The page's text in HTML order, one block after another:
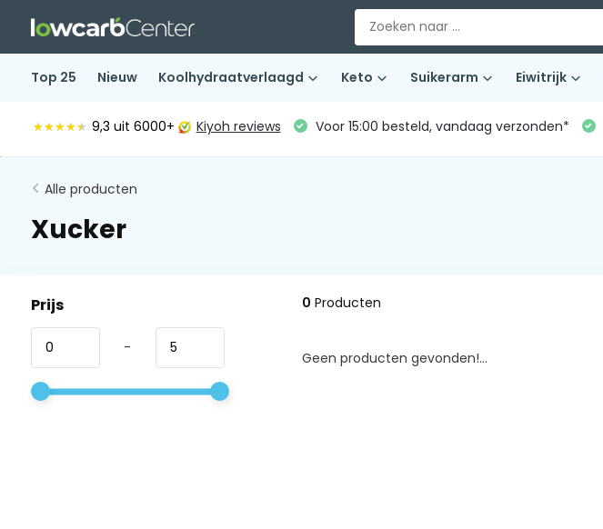
Top 25 Nieuw Koolhydraatverlaagd Keto Suikerarm Eiwitrijk
★★★★★
★★★★★ 9,3 uit 6000+ Kiyoh reviews Voor 15:00 besteld, vandaag verzonden*
Alle producten
Xucker
Prijs
-
0 Producten
Geen producten gevonden!...